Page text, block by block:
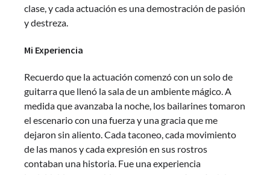
clase, y cada actuación es una demostración de pasión
y destreza.
Mi Experiencia
Recuerdo que la actuación comenzó con un solo de
guitarra que llenó la sala de un ambiente mágico. A
medida que avanzaba la noche, los bailarines tomaron
el escenario con una fuerza y una gracia que me
dejaron sin aliento. Cada taconeo, cada movimiento
de las manos y cada expresión en sus rostros
contaban una historia. Fue una experiencia